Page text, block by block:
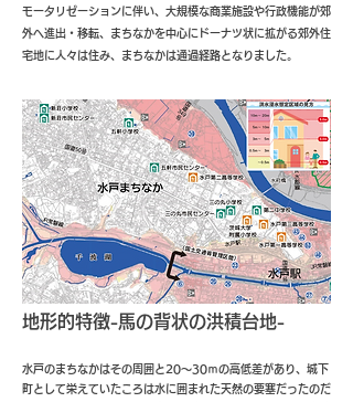
モータリゼーションに伴い、大規模な商業施設や行政機能が郊
外へ進出・移転、まちなかを中心にドーナツ状に拡がる郊外住
宅地に人々は住み、まちなかは通過経路となりました。
地形的特徴-馬の背状の洪積台地-
水戸のまちなかはその周囲と20～30ｍの高低差があり、城下
町として栄えていたころは水に囲まれた天然の要塞だったのだ